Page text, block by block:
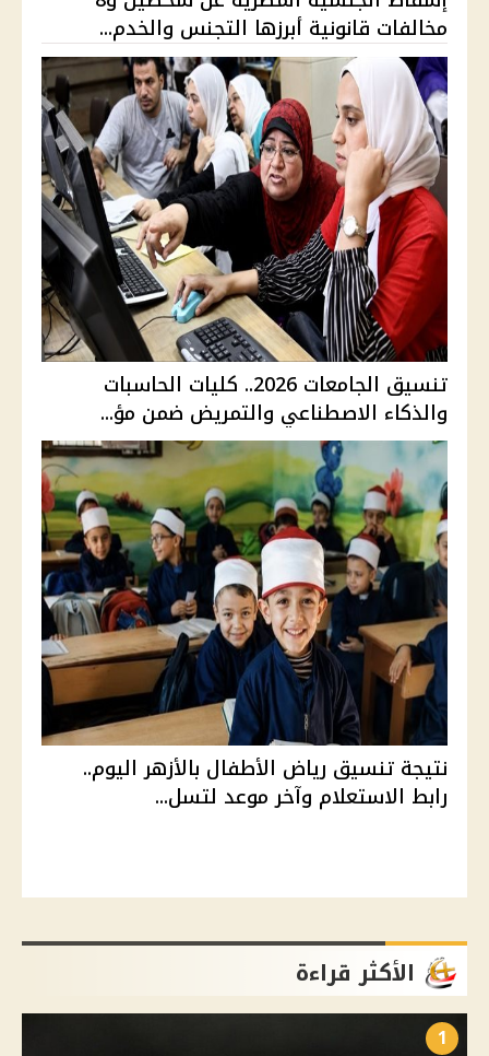
مخالفات قانونية أبرزها التجنس والخدم...
تنسيق الجامعات 2026.. كليات الحاسبات
والذكاء الاصطناعي والتمريض ضمن مؤ...
نتيجة تنسيق رياض الأطفال بالأزهر اليوم..
رابط الاستعلام وآخر موعد لتسل...
الأكثر قراءة
1